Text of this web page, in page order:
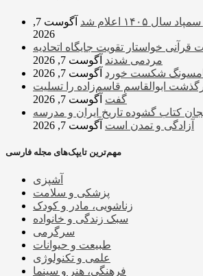
۱۴۰۵ اعلام شد
آگوست 7,
2026
خواستار تقویت جایگاه اتحادیه‌
مردمی شدند آگوست 7, 2026
شکست خورد آگوست 7, 2026
ابوالقاسم قاسم‌زاده را تسلیت
گفت آگوست 7, 2026
کتاب گشوده تاریخ ایران و مدرسه
آزادگی و تمدن است آگوست 7, 2026
مهم‌ترین تایپک‌های مجله فارسی
آشپزی
پزشکی و سلامت
زناشویی، مادر و کودک
سبک زندگی و خانواده
سرگرمی
طبیعت و حیوانات
علمی و تکنولوژی
فرهنگی، هنر و سینما